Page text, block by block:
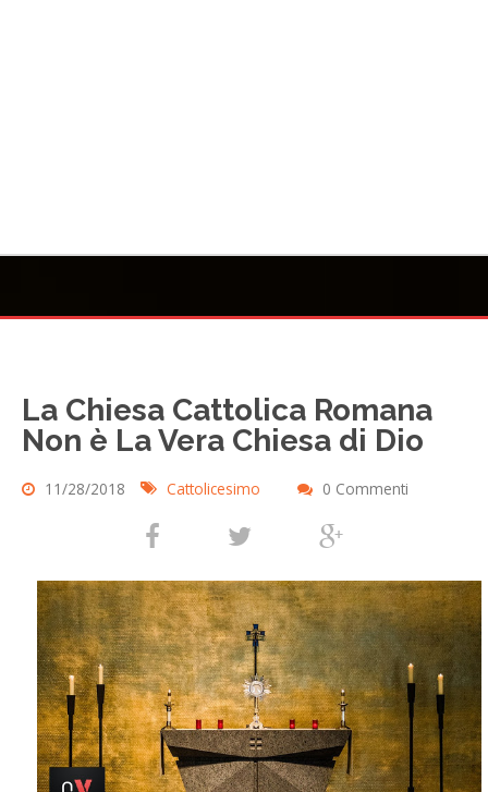
La Chiesa Cattolica Romana
Non è La Vera Chiesa di Dio
11/28/2018 Cattolicesimo 0 Commenti